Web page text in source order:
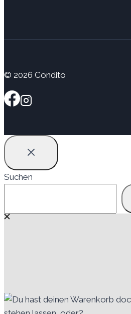
© 2026 Condito
Suchen